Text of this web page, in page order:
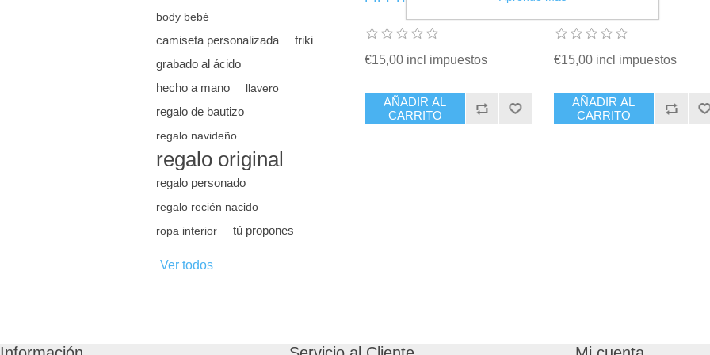
body bebé
camiseta personalizada
friki
grabado al ácido
hecho a mano
llavero
regalo de bautizo
regalo navideño
regalo original
regalo personado
regalo recién nacido
ropa interior
tú propones
Ver todos
€15,00 incl impuestos
AÑADIR AL
CARRITO
€15,00 incl impuestos
AÑADIR AL
CARRITO